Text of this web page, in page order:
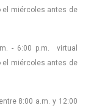
el miércoles antes de
- 6:00 p.m. virtual
el miércoles antes de
8:00 a.m. y 12:00